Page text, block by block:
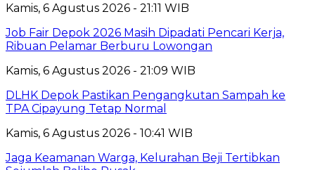
Kamis, 6 Agustus 2026 - 21:11 WIB
Job Fair Depok 2026 Masih Dipadati Pencari Kerja,
Ribuan Pelamar Berburu Lowongan
Kamis, 6 Agustus 2026 - 21:09 WIB
DLHK Depok Pastikan Pengangkutan Sampah ke
TPA Cipayung Tetap Normal
Kamis, 6 Agustus 2026 - 10:41 WIB
Jaga Keamanan Warga, Kelurahan Beji Tertibkan